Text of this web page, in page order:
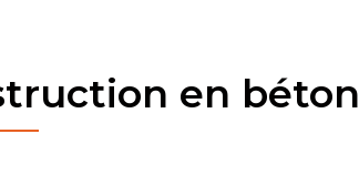
en béton